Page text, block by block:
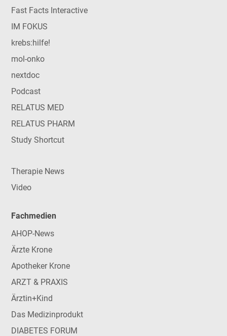
Fast Facts Interactive
IM FOKUS
krebs:hilfe!
mol-onko
nextdoc
Podcast
RELATUS MED
RELATUS PHARM
Study Shortcut
Therapie News
Video
Fachmedien
AHOP-News
Ärzte Krone
Apotheker Krone
ARZT & PRAXIS
Ärztin+Kind
Das Medizinprodukt
DIABETES FORUM